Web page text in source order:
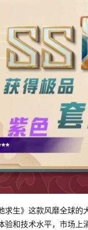
求生》这款风靡全球的
验和技术水平，市场上